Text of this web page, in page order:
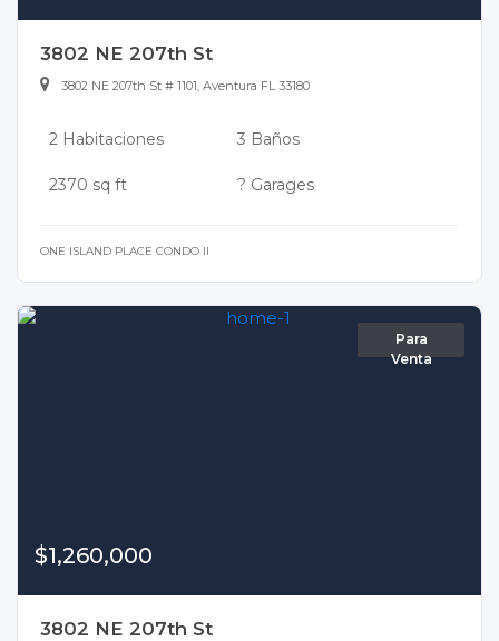
3802 NE 207th St
3802 NE 207th St # 1101, Aventura FL 33180
2 Habitaciones 3 Baños
2370 sq ft ? Garages
ONE ISLAND PLACE CONDO II
Para
Venta
$1,260,000
3802 NE 207th St